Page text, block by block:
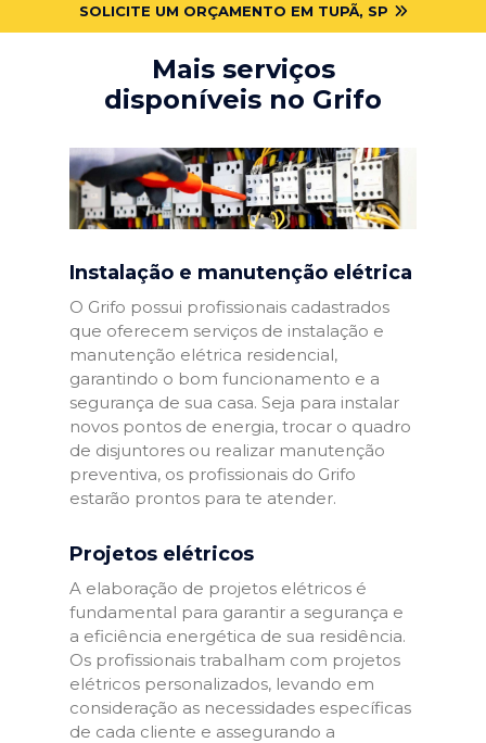
SOLICITE UM ORÇAMENTO EM TUPÃ, SP
Mais serviços
disponíveis no Grifo
Instalação e manutenção elétrica
O Grifo possui profissionais cadastrados
que oferecem serviços de instalação e
manutenção elétrica residencial,
garantindo o bom funcionamento e a
segurança de sua casa. Seja para instalar
novos pontos de energia, trocar o quadro
de disjuntores ou realizar manutenção
preventiva, os profissionais do Grifo
estarão prontos para te atender.
Projetos elétricos
A elaboração de projetos elétricos é
fundamental para garantir a segurança e
a eficiência energética de sua residência.
Os profissionais trabalham com projetos
elétricos personalizados, levando em
consideração as necessidades específicas
de cada cliente e assegurando a